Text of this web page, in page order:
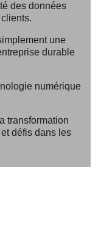
des données
une
durable
numérique
transformation
défis dans les